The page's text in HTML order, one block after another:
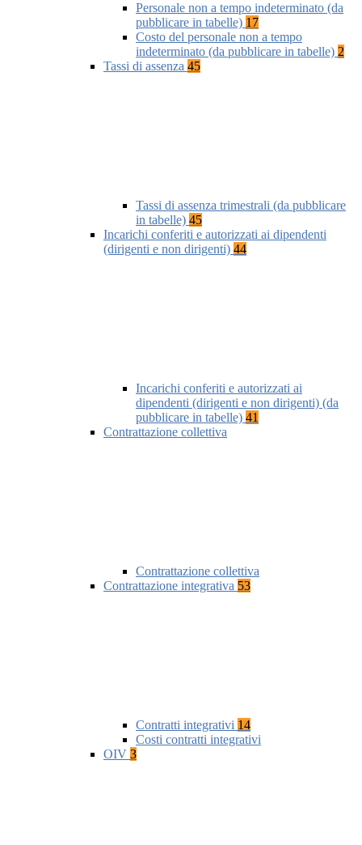
Personale non a tempo indeterminato (da
pubblicare in tabelle) 17
Costo del personale non a tempo
indeterminato (da pubblicare in tabelle) 2
Tassi di assenza 45
Tassi di assenza trimestrali (da pubblicare
in tabelle) 45
Incarichi conferiti e autorizzati ai dipendenti
(dirigenti e non dirigenti) 44
Incarichi conferiti e autorizzati ai
dipendenti (dirigenti e non dirigenti) (da
pubblicare in tabelle) 41
Contrattazione collettiva
Contrattazione collettiva
Contrattazione integrativa 53
Contratti integrativi 14
Costi contratti integrativi
OIV 3